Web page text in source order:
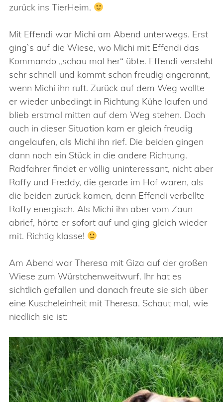
zurück ins TierHeim.
Mit Effendi war Michi am Abend unterwegs. Erst
ging`s auf die Wiese, wo Michi mit Effendi das
Kommando „schau mal her“ übte. Effendi versteht
sehr schnell und kommt schon freudig angerannt,
wenn Michi ihn ruft. Zurück auf dem Weg wollte
er wieder unbedingt in Richtung Kühe laufen und
blieb erstmal mitten auf dem Weg stehen. Doch
auch in dieser Situation kam er gleich freudig
angelaufen, als Michi ihn rief. Die beiden gingen
dann noch ein Stück in die andere Richtung.
Radfahrer findet er völlig uninteressant, nicht aber
Raffy und Freddy, die gerade im Hof waren, als
die beiden zurück kamen, denn Effendi verbellte
Raffy energisch. Als Michi ihn aber vom Zaun
abrief, hörte er sofort auf und ging gleich wieder
mit. Richtig klasse!
Am Abend war Theresa mit Giza auf der großen
Wiese zum Würstchenweitwurf. Ihr hat es
sichtlich gefallen und danach freute sie sich über
eine Kuscheleinheit mit Theresa. Schaut mal, wie
niedlich sie ist: